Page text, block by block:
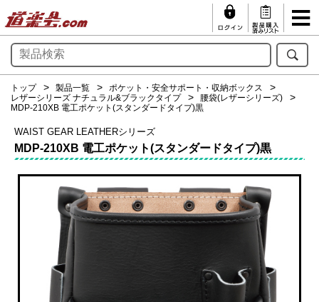
トップ 製品一覧
ポケット・安全サポート・収納ボックス
レザーシリーズ ナチュラル&ブラックタイプ
腰袋(レザーシリーズ)
MDP-210XB 電工ポケット(スタンダードタイプ)黒
WAIST GEAR LEATHERシリーズ
MDP-210XB 電工ポケット(スタンダードタイプ)黒